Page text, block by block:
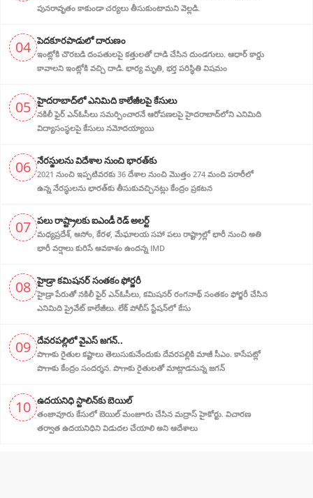
పునరావృతం కాకుండా చర్యలు తీసుకుంటామని వెల్లడి.
04 పెదకూరపాడులో దారుణం
ఇంట్లోకి చొరబడి దంపతులపై కత్తులతో దాడి చేసిన దుండగులు. ఆధార్ కార్డు
కావాలని ఇంట్లోకి వచ్చి దాడి. భార్య మృతి, భర్త పరిస్థితి విషమం
05 హైదరాబాద్‌లో ఎనిమిది కాలేజీలపై కేసులు
నకిలీ ఫైర్ ఎన్‌ఓసీలు సమర్పించారనే ఆరోపణలపై హైదరాబాద్‌లోని ఎనిమిది
విద్యాసంస్థలపై కేసులు నమోదయ్యాయి
06 నేరస్థులను విదేశాల నుంచి భారత్‌కు
2021 నుంచి ఇప్పటివరకు 36 దేశాల నుంచి మొత్తం 274 మంది పరారీలో
ఉన్న నేరస్థులను భారత్‌కు తీసుకువచ్చినట్లు కేంద్రం ప్రకటన
07 పలు రాష్ట్రాలకు ఐఎండీ రెడ్ అలర్ట్
మధ్యప్రదేశ్, అసోం, కేరళ, మేఘాలయ సహా పలు రాష్ట్రాల్లో భారీ నుంచి అతి
భారీ వర్షాలు కురిసే అవకాశం ఉందన్న IMD
08 హైడ్రా కమిషనర్ సంతకం ఫోర్జరీ
హైడ్రా పేరుతో నకిలీ ఫైర్ ఎన్ఓసీలు, క‌మిష‌న‌ర్ రంగనాథ్ సంతకం ఫోర్జరీ చేసిన
ఎనిమిది ప్రైవేట్ కాలేజీలు. లేక్ పోలీస్ స్టేషన్‌లో కేసు
09 దేవరపల్లిలో వైఎస్ జగన్..
పొగాకు రైతుల క‌ష్టాలు తెలుసుకునేందుకు దేవ‌ర‌ప‌ల్లికి మాజీ సీఎం. కాసేపట్లో
పొగాకు కేంద్రం సందర్శన‌. పొగాకు రైతుల‌తో మాట్లాడ‌నున్న జగన్
10 ఉదయనిధి స్టాలిన్‌కు బెయిల్‌
తంజావూరు కేసులో బెయిల్ మంజూరు చేసిన మద్రాస్ హైకోర్టు. విచారణ
తర్వాత ఉదయనిధిని‌ విడుదల చేయాలి అని ఆదేశాలు